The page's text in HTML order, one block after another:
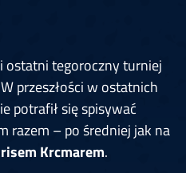
ostatni tegoroczny turniej
przeszłości w ostatnich
potrafił się spisywać
razem – po średniej jak na
Krcmarem.